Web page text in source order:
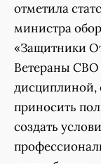
отметила
министра
«Защитники
Ветераны
дисциплиной,
приносить
создать